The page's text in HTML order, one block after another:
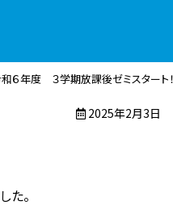
和６年度 ３学期放課後ゼミスタート
2025年2月3日
た。